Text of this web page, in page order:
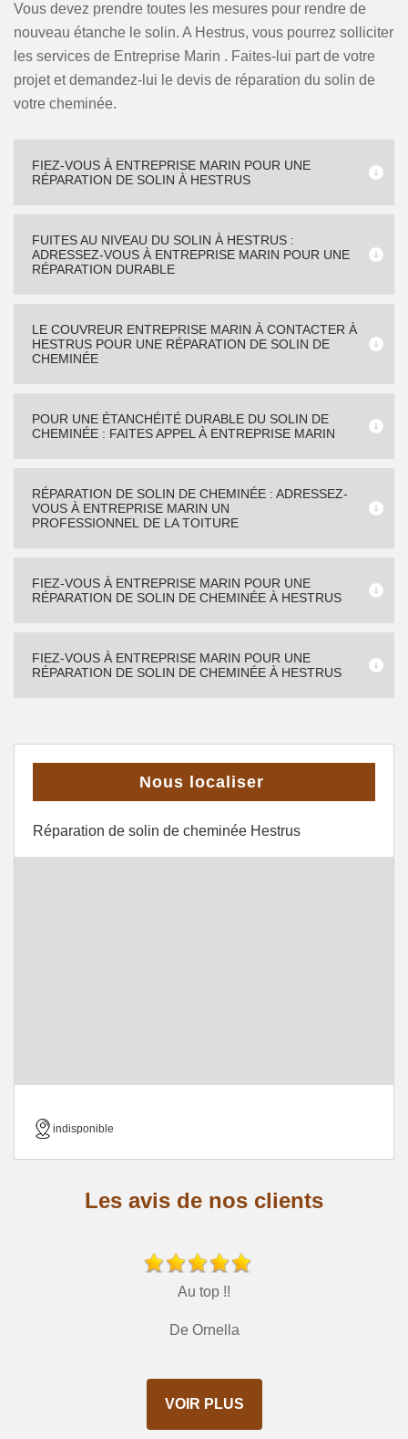
Vous devez prendre toutes les mesures pour rendre de
nouveau étanche le solin. A Hestrus, vous pourrez solliciter
les services de Entreprise Marin . Faites-lui part de votre
projet et demandez-lui le devis de réparation du solin de
votre cheminée.
FIEZ-VOUS À ENTREPRISE MARIN POUR UNE
RÉPARATION DE SOLIN À HESTRUS
FUITES AU NIVEAU DU SOLIN À HESTRUS :
ADRESSEZ-VOUS À ENTREPRISE MARIN POUR UNE
RÉPARATION DURABLE
LE COUVREUR ENTREPRISE MARIN À CONTACTER À
HESTRUS POUR UNE RÉPARATION DE SOLIN DE
CHEMINÉE
POUR UNE ÉTANCHÉITÉ DURABLE DU SOLIN DE
CHEMINÉE : FAITES APPEL À ENTREPRISE MARIN
RÉPARATION DE SOLIN DE CHEMINÉE : ADRESSEZ-
VOUS À ENTREPRISE MARIN UN
PROFESSIONNEL DE LA TOITURE
FIEZ-VOUS À ENTREPRISE MARIN POUR UNE
RÉPARATION DE SOLIN DE CHEMINÉE À HESTRUS
FIEZ-VOUS À ENTREPRISE MARIN POUR UNE
RÉPARATION DE SOLIN DE CHEMINÉE À HESTRUS
Nous localiser
Réparation de solin de cheminée Hestrus
indisponible
Les avis de nos clients
Au top !!
De Ornella
VOIR PLUS